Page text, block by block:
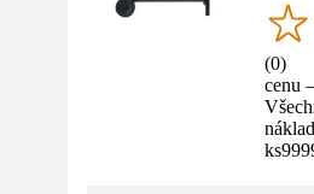
(0)
cenu
ks